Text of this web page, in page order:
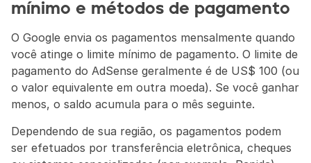
mínimo e métodos de pagamento
O Google envia os pagamentos mensalmente quando
você atinge o limite mínimo de pagamento. O limite de
pagamento do AdSense geralmente é de US$ 100 (ou
o valor equivalente em outra moeda). Se você ganhar
menos, o saldo acumula para o mês seguinte.
Dependendo de sua região, os pagamentos podem
ser efetuados por transferência eletrônica, cheques